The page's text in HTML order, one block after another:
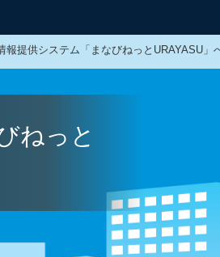
報提供システム「まなびねっとURAYASU」
ねっと